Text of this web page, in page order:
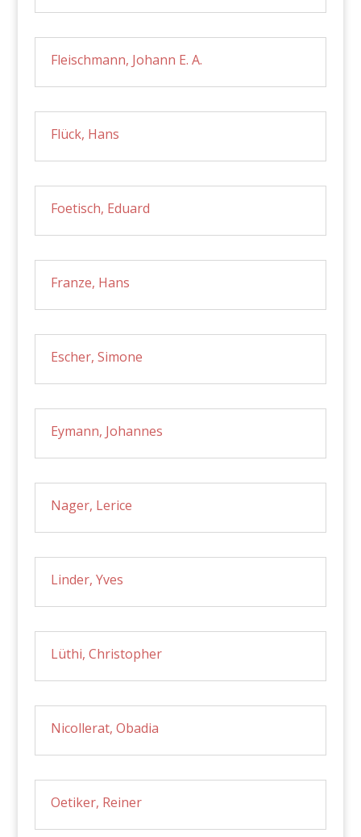
Fleischmann, Johann E. A.
Flück, Hans
Foetisch, Eduard
Franze, Hans
Escher, Simone
Eymann, Johannes
Nager, Lerice
Linder, Yves
Lüthi, Christopher
Nicollerat, Obadia
Oetiker, Reiner